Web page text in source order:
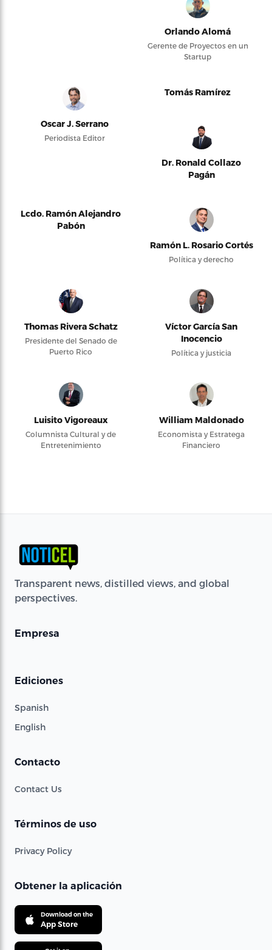
Orlando Alomá
Gerente de Proyectos en un
Startup
Oscar J. Serrano
Periodista Editor
Tomás Ramírez
Dr. Ronald Collazo
Pagán
Lcdo. Ramón Alejandro
Pabón
Ramón L. Rosario Cortés
Política y derecho
Thomas Rivera Schatz
Presidente del Senado de
Puerto Rico
Víctor García San
Inocencio
Política y justicia
Luisito Vigoreaux
Columnista Cultural y de
Entretenimiento
William Maldonado
Economista y Estratega
Financiero
Transparent news, distilled views, and global
perspectives.
Empresa
Ediciones
Spanish
English
Contacto
Contact Us
Términos de uso
Privacy Policy
Obtener la aplicación
Download on the
App Store